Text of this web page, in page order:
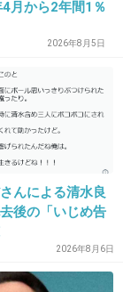
ハンが悪い
ばいいじゃ
月から2年間1％
2026年8月5日
んによる清水良
後の「いじめ告
2026年8月6日